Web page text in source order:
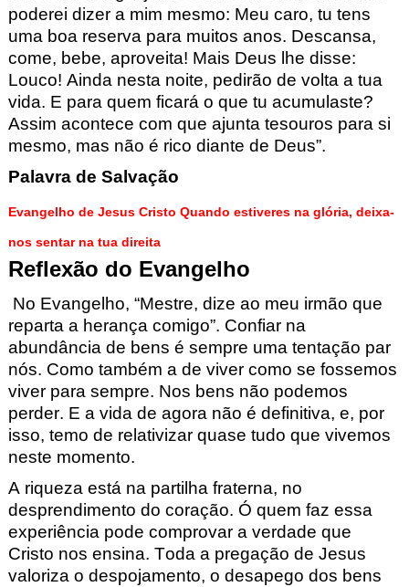
poderei dizer a mim mesmo: Meu caro, tu tens
uma boa reserva para muitos anos. Descansa,
come, bebe, aproveita! Mais Deus lhe disse:
Louco! Ainda nesta noite, pedirão de volta a tua
vida. E para quem ficará o que tu acumulaste?
Assim acontece com que ajunta tesouros para si
mesmo, mas não é rico diante de Deus”.
Palavra de Salvação
Evangelho de Jesus Cristo Quando estiveres na glória, deixa-
nos sentar na tua direita
Reflexão do Evangelho
No Evangelho, “Mestre, dize ao meu irmão que
reparta a herança comigo”. Confiar na
abundância de bens é sempre uma tentação par
nós. Como também a de viver como se fossemos
viver para sempre. Nos bens não podemos
perder. E a vida de agora não é definitiva, e, por
isso, temo de relativizarquase tudo que vivemos
neste momento.
A riqueza está na partilha fraterna, no
desprendimento do coração. Ó quem faz essa
experiência pode comprovar a verdade que
Cristo nos ensina. Toda a pregação de Jesus
valoriza o despojamento, o desapego dos bens